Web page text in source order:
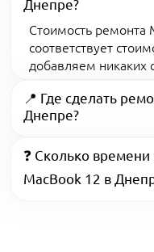
Днепре?
Стоимость ремонта
соответствует
добавляем никаких
📍 Где сделать
Днепре?
❓ Сколько
MacBook 12 в